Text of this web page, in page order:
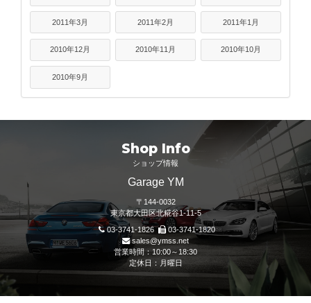
2011年3月 2011年2月 2011年1月
2010年12月 2010年11月 2010年10月
2010年9月
Shop Info
ショップ情報
Garage YM
〒144-0032
東京都大田区北糀谷1-11-5
03-3741-1826
03-3741-1820
sales@ymss.net
営業時間：10:00～18:30
定休日：月曜日